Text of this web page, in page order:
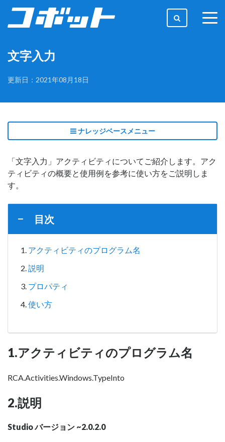
文字入力
更新日：2021年08月18日
ナレッジベースメニュー
「文字入力」アクティビティについてご紹介します。アク
ティビティの概要と使用例を参考に使い方をご説明しま
す。
目次
アクティビティのプログラム名
説明
プロパティ
使い方
1.アクティビティのプログラム名
RCA.Activities.Windows.TypeInto
2.説明
Studio バージョン ~2.0.2.0